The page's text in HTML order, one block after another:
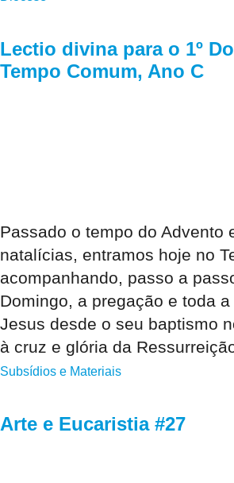
Lectio divina para o 1º
Tempo Comum, Ano C
Passado o tempo do Advento
natalícias, entramos hoje no
acompanhando, passo a
Domingo, a pregação e toda
Jesus desde o seu baptismo
à cruz e glória da
Subsídios e Materiais
Arte e Eucaristia #27